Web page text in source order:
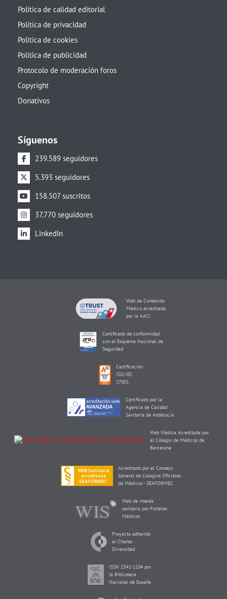
Política de calidad editorial
Política de privacidad
Política de cookies
Política de publicidad
Protocolo de moderación foros
Copyright
Donativos
Síguenos
239.589 seguidores
5.393 seguidores
158.507 suscritos
37.770 seguidores
LinkedIn
Web de Contenido
Médico acreditada
por la AACI
Certificado de conformidad
con el Esquema Nacional de
Seguridad
Certificación
ISO/IEC
27001
Certificado por la
Agencia de Calidad
Sanitaria de Andalucía
Web Médica Acreditada por
el Colegio de Médicos de
Barcelona
Acreditado por el Consejo
General de Colegios Oficiales
de Médicos - SEAFORMEC
Web de interés
sanitario por Portales
Médicos
Proyecto adherido
al Charter
Diversidad
ISSN 2341-1104 por
la Biblioteca
Nacional de España